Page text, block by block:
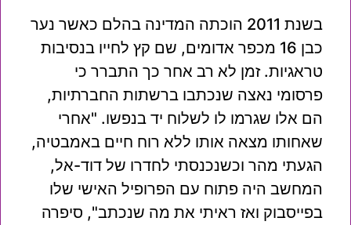
בשנת 2011 הוכתה המדינה בהלם כאשר נער
כבן 16 מכפר אדומים, שם קץ לחייו בנסיבות
טראגיות. זמן לא רב אחר כך התברר כי
פרסומי נאצה שנכתבו ברשתות החברתיות,
הם אלו שגרמו לו לשלוח יד בנפשו. "אחרי
שאחותו מצאה אותו ללא רוח חיים באמבטיה,
הגעתי מהר וכשנכנסתי לחדרו של דוד-אל,
המחשב היה פתוח עם הפרופיל האישי שלו
בפייסבוק ואז ראיתי את מה שנכתב", סיפרה